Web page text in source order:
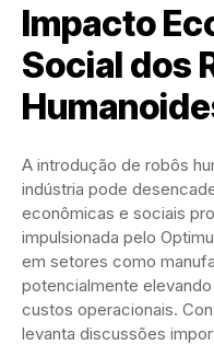
Impacto
Social dos
A introdução de robôs
indústria pode
econômicas e sociais
impulsionada pelo
em setores como
potencialmente
custos operacionais.
levanta discussões